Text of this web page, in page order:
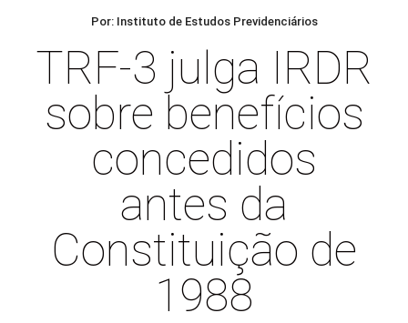
Por: Instituto de Estudos Previdenciários
TRF-3 julga IRDR
sobre benefícios
concedidos
antes da
Constituição de
1988